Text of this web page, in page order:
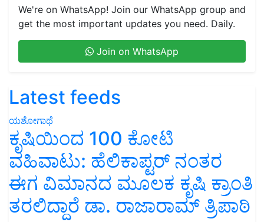
We're on WhatsApp! Join our WhatsApp group and
get the most important updates you need. Daily.
Join on WhatsApp
Latest feeds
ಯಶೋಗಾಥೆ
ಕೃಷಿಯಿಂದ 100 ಕೋಟಿ
ವಹಿವಾಟು: ಹೆಲಿಕಾಪ್ಟರ್ ನಂತರ
ಈಗ ವಿಮಾನದ ಮೂಲಕ ಕೃಷಿ ಕ್ರಾಂತಿ
ತರಲಿದ್ದಾರೆ ಡಾ. ರಾಜಾರಾಮ್ ತ್ರಿಪಾಠಿ